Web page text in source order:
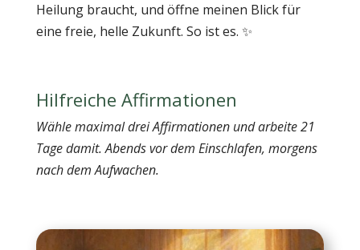
Heilung braucht, und öffne meinen Blick für
eine freie, helle Zukunft. So ist es. ✨
Hilfreiche Affirmationen
Wähle maximal drei Affirmationen und arbeite 21
Tage damit. Abends vor dem Einschlafen, morgens
nach dem Aufwachen.